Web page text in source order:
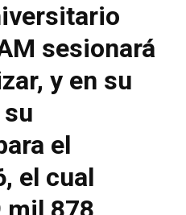
sesionará
y en su
el
el cual